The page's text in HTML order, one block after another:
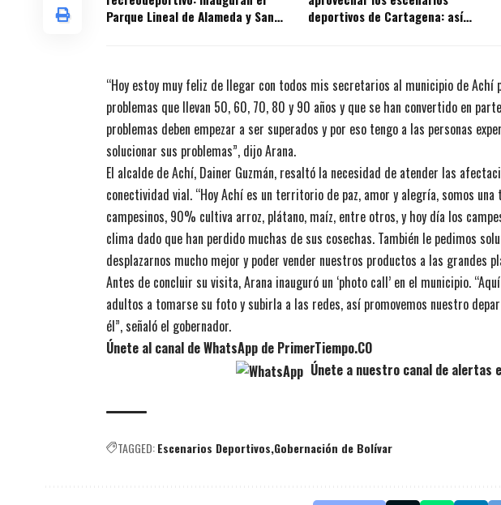
Parque Lineal de Alameda y San
deportivos de Cartagena: así
“Hoy estoy muy feliz de llegar con todos mis secretarios al municipio de Achí
problemas que llevan 50, 60, 70, 80 y 90 años y que se han convertido en
problemas deben empezar a ser superados y por eso tengo a las personas
solucionar sus problemas”, dijo Arana.
El alcalde de Achí, Dainer Guzmán, resaltó la necesidad de atender las
conectividad vial. “Hoy Achí es un territorio de paz, amor y alegría, somos
campesinos, 90% cultiva arroz, plátano, maíz, entre otros, y hoy día los
clima dado que han perdido muchas de sus cosechas. También le pedimos
desplazarnos mucho mejor y poder vender nuestros productos a las grandes
Antes de concluir su visita, Arana inauguró un ‘photo call’ en el municipio.
adultos a tomarse su foto y subirla a las redes, así promovemos nuestro
él”, señaló el gobernador.
Únete al canal de WhatsApp de PrimerTiempo.CO
Únete a nuestro canal de alertas
TAGGED:Escenarios Deportivos Gobernación de Bolívar